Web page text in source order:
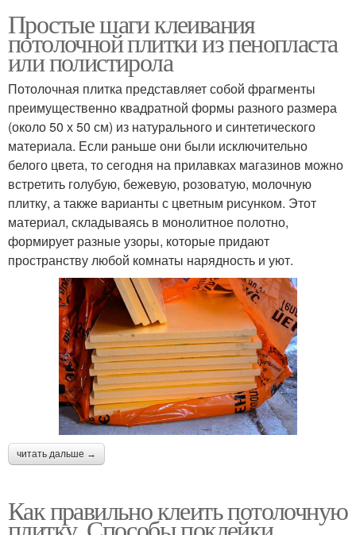
Простые шаги клеивания
потолочной плитки из пенопласта
или полистирола
Потолочная плитка представляет собой фрагменты
преимущественно квадратной формы разного размера
(около 50 х 50 см) из натурального и синтетического
материала. Если раньше они были исключительно
белого цвета, то сегодня на прилавках магазинов можно
встретить голубую, бежевую, розоватую, молочную
плитку, а также варианты с цветным рисунком. Этот
материал, складываясь в монолитное полотно,
формирует разные узоры, которые придают
пространству любой комнаты нарядность и уют.
читать дальше →
Как правильно клеить потолочную